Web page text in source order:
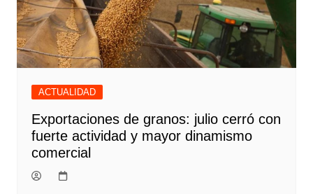
ACTUALIDAD
Exportaciones de granos: julio cerró con
fuerte actividad y mayor dinamismo
comercial